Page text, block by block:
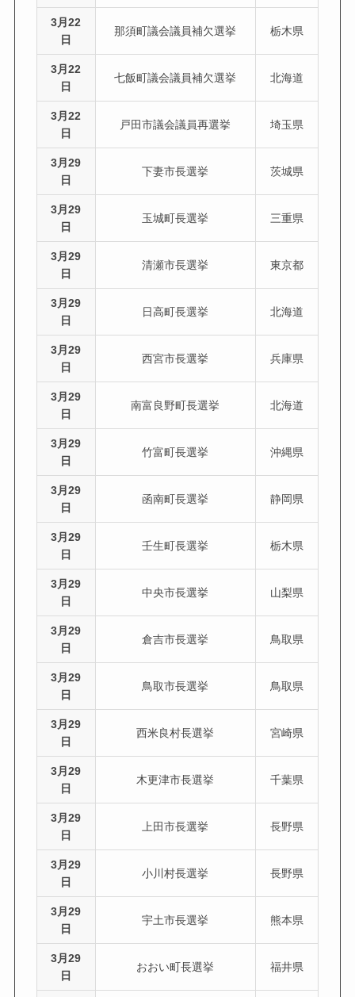
3月22
日
那須町議会議員補欠選挙 栃木県
3月22
日
七飯町議会議員補欠選挙 北海道
3月22
日
戸田市議会議員再選挙 埼玉県
3月29
日
下妻市長選挙 茨城県
3月29
日
玉城町長選挙 三重県
3月29
日
清瀬市長選挙 東京都
3月29
日
日高町長選挙 北海道
3月29
日
西宮市長選挙 兵庫県
3月29
日
南富良野町長選挙 北海道
3月29
日
竹富町長選挙 沖縄県
3月29
日
函南町長選挙 静岡県
3月29
日
壬生町長選挙 栃木県
3月29
日
中央市長選挙 山梨県
3月29
日
倉吉市長選挙 鳥取県
3月29
日
鳥取市長選挙 鳥取県
3月29
日
西米良村長選挙 宮崎県
3月29
日
木更津市長選挙 千葉県
3月29
日
上田市長選挙 長野県
3月29
日
小川村長選挙 長野県
3月29
日
宇土市長選挙 熊本県
3月29
日
おおい町長選挙 福井県